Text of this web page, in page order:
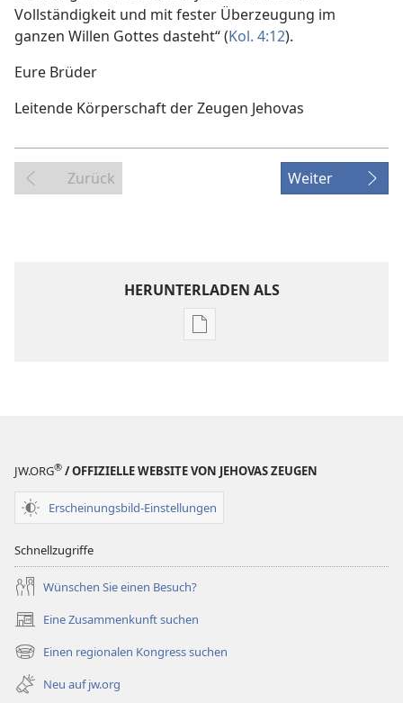
Vollständigkeit und mit fester Überzeugung im
ganzen Willen Gottes dasteht“ (Kol. 4:12).
Eure Brüder
Leitende Körperschaft der Zeugen Jehovas
Zurück Weiter
HERUNTERLADEN ALS
Downloadoptionen
Jehovas
JW.ORG® / OFFIZIELLE WEBSITE VON JEHOVAS ZEUGEN
Erscheinungsbild-Einstellungen
Schnellzugriffe
Wünschen Sie einen Besuch?
Eine Zusammenkunft suchen
(öffnet
neues
Fenster)
Einen regionalen Kongress suchen
(öffnet
neues
Fenster)
Neu auf jw.org